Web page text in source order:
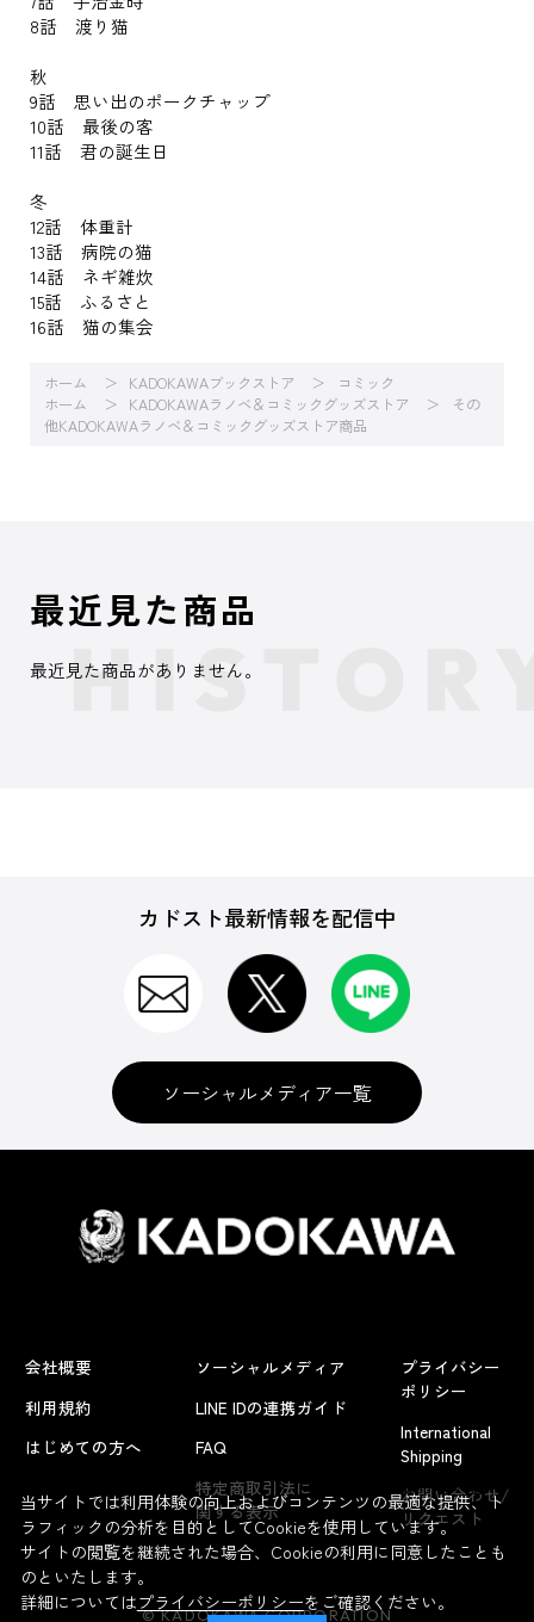
8話 渡り猫
秋
9話 思い出のポークチャップ
10話 最後の客
11話 君の誕生日
冬
12話 体重計
13話 病院の猫
14話 ネギ雑炊
15話 ふるさと
16話 猫の集会
ホーム KADOKAWAブックストア
コミック
ホーム
KADOKAWAラノベ＆コミックグッズストア
その
他KADOKAWAラノベ＆コミックグッズストア商品
よくあるお問い合わせ
最近見た商品
最近見た商品がありません。
カドスト最新情報を配信中
ソーシャルメディア一覧
会社概要
利用規約
はじめての方へ
ソーシャルメディア
LINE IDの連携ガイド
FAQ
特定商取引法に
関する表示
プライバシー
ポリシー
International
Shipping
お問い合わせ/
リクエスト
© KADOKAWA CORPORATION
当サイトでは利用体験の向上およびコンテンツの最適な提供、ト
ラフィックの分析を目的としてCookieを使用しています。
サイトの閲覧を継続された場合、Cookieの利用に同意したことも
のといたします。
詳細についてはプライバシーポリシーをご確認ください。